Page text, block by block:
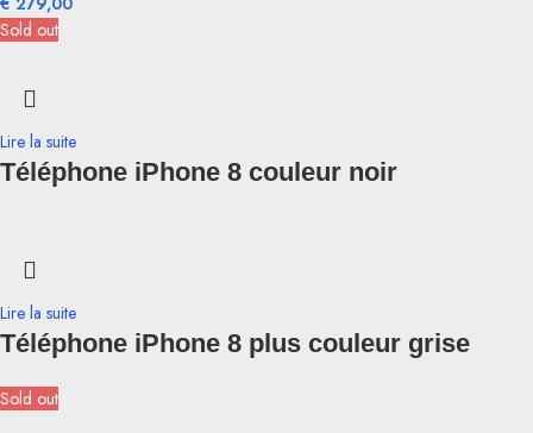
Sold out
Lire la suite
Téléphone iPhone 8 couleur noir
Lire la suite
Téléphone iPhone 8 plus couleur grise
Sold out